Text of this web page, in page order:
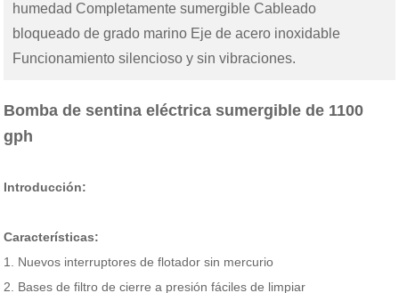
humedad Completamente sumergible Cableado
bloqueado de grado marino Eje de acero inoxidable
Funcionamiento silencioso y sin vibraciones.
Bomba de sentina eléctrica sumergible de 1100
gph
Introducción:
Características:
1. Nuevos interruptores de flotador sin mercurio
2. Bases de filtro de cierre a presión fáciles de limpiar